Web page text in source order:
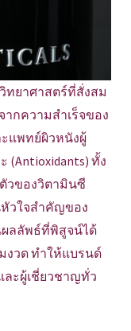
ทยาศาสตร์ที่สั่งสม
กความสำเร็จของ
ะแพทย์ผิวหนังผู้
(Antioxidants) ทั้ง
วของวิตามินซี
วใจสำคัญของ
ลลัพธ์ที่พิสูจน์ได้
งวด ทำให้แบรนด์
ละผู้เชี่ยวชาญทั่ว